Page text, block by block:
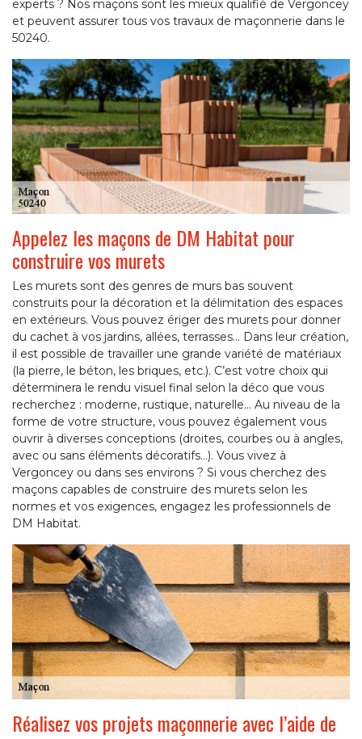
experts ? Nos maçons sont les mieux qualifié de Vergoncey
et peuvent assurer tous vos travaux de maçonnerie dans le
50240.
Appelez les maçons de DM Habitat pour
construire vos murets
Les murets sont des genres de murs bas souvent
construits pour la décoration et la délimitation des espaces
en extérieurs. Vous pouvez ériger des murets pour donner
du cachet à vos jardins, allées, terrasses… Dans leur création,
il est possible de travailler une grande variété de matériaux
(la pierre, le béton, les briques, etc.). C’est votre choix qui
déterminera le rendu visuel final selon la déco que vous
recherchez : moderne, rustique, naturelle… Au niveau de la
forme de votre structure, vous pouvez également vous
ouvrir à diverses conceptions (droites, courbes ou à angles,
avec ou sans éléments décoratifs…). Vous vivez à
Vergoncey ou dans ses environs ? Si vous cherchez des
maçons capables de construire des murets selon les
normes et vos exigences, engagez les professionnels de
DM Habitat.
Réalisez vos projets maçonnerie avec l’aide de